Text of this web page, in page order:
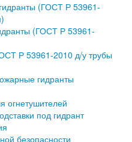
(ГОСТ Р 53961-
(ГОСТ Р 53961-
Р 53961-2010 д/у трубы
гидранты
огнетушителей
под гидрант
безопасности